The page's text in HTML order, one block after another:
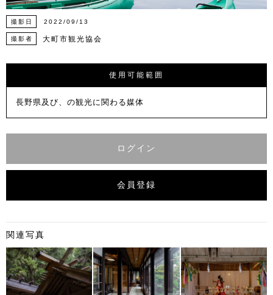
撮影日 2022/09/13
撮影者 大町市観光協会
使用可能範囲
長野県及び、の観光に関わる媒体
ログイン
会員登録
関連写真